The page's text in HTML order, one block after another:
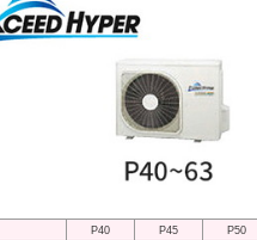
P40 P45 P50